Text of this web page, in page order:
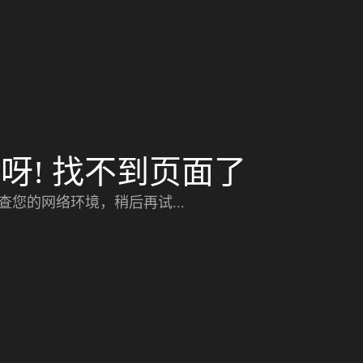
! 找不到页面了
您的网络环境，稍后再试...